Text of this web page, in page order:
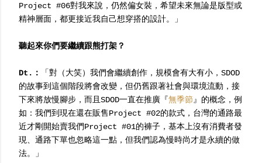
Project #06對我來說，仍然偏女裝，希望未來無論是版型或
精神層面，都更接近我自己想穿搭的設計。」
聽起來你們要繼續跟熊打架？
Dt.：
「對（大笑）我們會繼續創作，規模會有大有小，SDOD
的故事到這個階段將會改變，但仍舊跟著社會與環境流動，接
下來將放慢腳步，而且SDOD一直在推廣『無季節』的概念，例
如：我們到現在還在販售Project #02的款式，台灣的通路最
近才剛開始賣我們Project #01的褲子，基本上沒有消費者發
現、通路下單也忽略這一點，但我們認為慢時尚才是永續的做
法。」